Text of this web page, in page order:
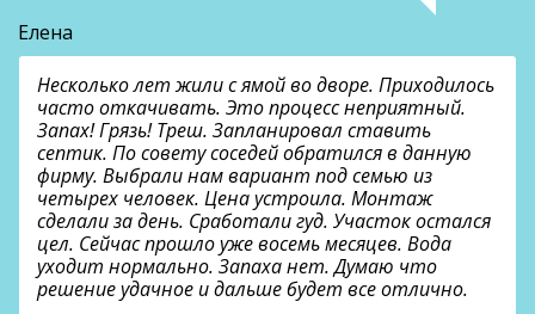
Елена
Несколько лет жили с ямой во дворе. Приходилось
часто откачивать. Это процесс неприятный.
Запах! Грязь! Треш. Запланировал ставить
септик. По совету соседей обратился в данную
фирму. Выбрали нам вариант под семью из
четырех человек. Цена устроила. Монтаж
сделали за день. Сработали гуд. Участок остался
цел. Сейчас прошло уже восемь месяцев. Вода
уходит нормально. Запаха нет. Думаю что
решение удачное и дальше будет все отлично.